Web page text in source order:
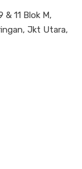
11 Blok M,
Jkt Utara,